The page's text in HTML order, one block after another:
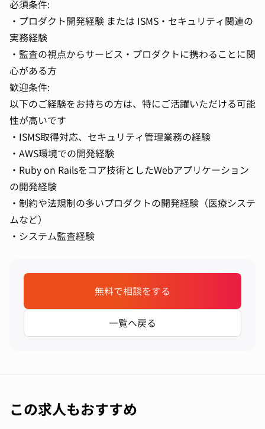
必須条件:
・プロダクト開発経験 または ISMS・セキュリティ関連の
実務経験
・監査の視点からサービス・プロダクトに携わることに関
心がある方
歓迎条件:
以下のご経験をお持ちの方は、特にご活躍いただける可能
性が高いです
・ISMS取得対応、セキュリティ管理業務の経験
・AWS環境での開発経験
・Ruby on Railsをコア技術としたWebアプリケーション
の開発経験
・制約や法規制の多いプロダクトの開発経験（医療システ
ムなど）
・システム監査経験
無料で相談をする
一覧へ戻る
この求人もおすすめ